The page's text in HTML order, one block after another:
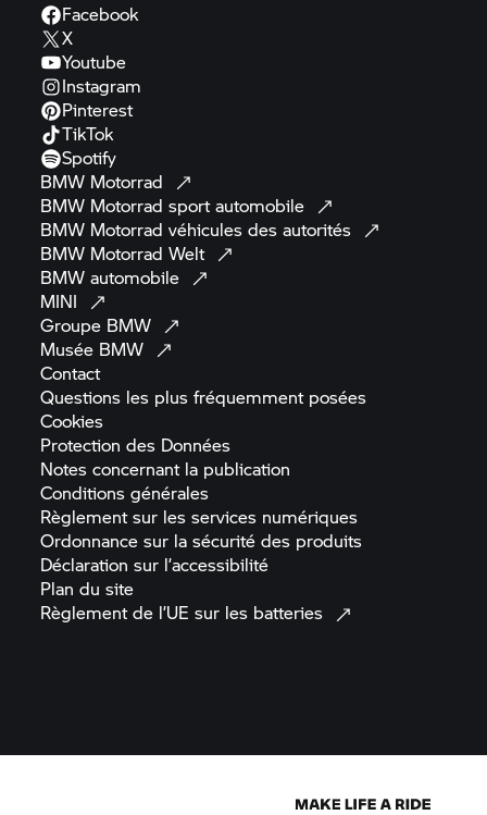
Facebook
X
Youtube
Instagram
Pinterest
TikTok
Spotify
BMW Motorrad
BMW Motorrad sportautomobile
BMW Motorrad véhicules desautorités
BMW Motorrad Welt
BMWautomobile
MINI
Groupe BMW
Musée BMW
Contact
Questions les plus fréquemment posées
Cookies
Protection des Données
Notes concernant la publication
Conditionsgénérales
Règlement sur les services numériques
Ordonnance sur la sécurité des produits
Déclaration sur l’accessibilité
Plan dusite
Règlement de l’UE sur les batteries